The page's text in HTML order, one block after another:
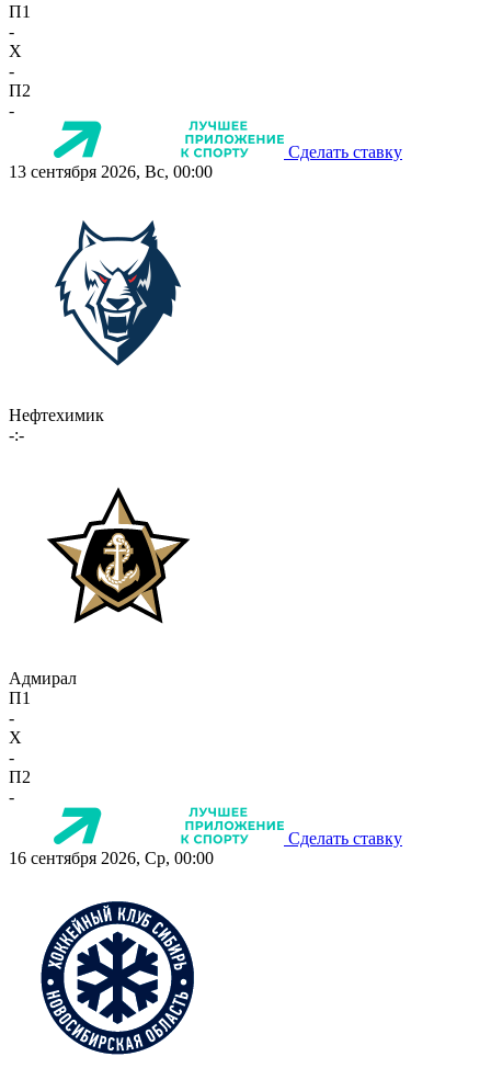
П1
-
X
-
П2
-
Сделать ставку
13 сентября 2026, Вс, 00:00
Нефтехимик
-:-
Адмирал
П1
-
X
-
П2
-
Сделать ставку
16 сентября 2026, Ср, 00:00